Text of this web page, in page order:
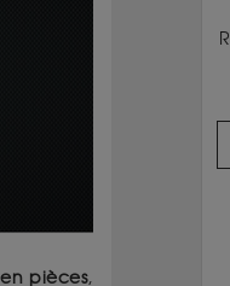
en pièces,